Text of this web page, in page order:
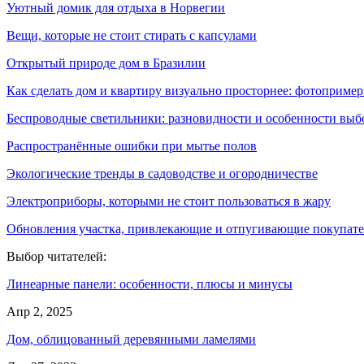
Уютный домик для отдыха в Норвегии
Вещи, которые не стоит стирать с капсулами
Открытый природе дом в Бразилии
Как сделать дом и квартиру визуально просторнее:
Беспроводные светильники: разновидности и особенности
Распространённые ошибки при мытье полов
Экологические тренды в садоводстве и огородничестве
Электроприборы, которыми не стоит пользоваться в жару
Обновления участка, привлекающие и отпугивающие
Выбор читателей:
Линеарные панели: особенности, плюсы и минусы
Апр 2, 2025
Дом, облицованный деревянными ламелями